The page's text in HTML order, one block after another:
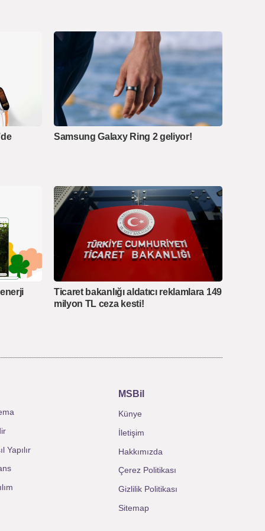
Samsung Galaxy Ring 2 geliyor!
Ticaret bakanlığı aldatıcı reklamlara 149
milyon TL ceza kesti!
Yapılır
MSBil
Künye
İletişim
Hakkımızda
Çerez Politikası
Gizlilik Politikası
Sitemap